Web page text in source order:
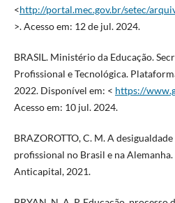
<http://portal.mec.gov.br/setec/
>. Acesso em: 12 de jul. 2024.
BRASIL. Ministério da Educação.
Profissional e Tecnológica.
2022. Disponível em: < https://
Acesso em: 10 jul. 2024.
BRAZOROTTO, C. M. A
profissional no Brasil e na
Anticapital, 2021.